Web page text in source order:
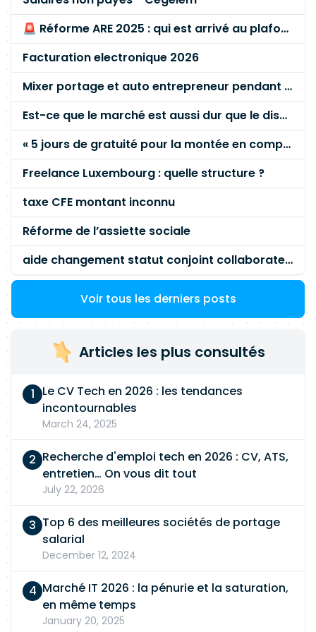
🚨 Réforme ARE 2025 : qui est arrivé au plafond des 60 % en gardant son entreprise ?
Facturation electronique 2026
Mixer portage et auto entrepreneur pendant des années - quel risque ?
Est-ce que le marché est aussi dur que le disent les commerciaux ?
« 5 jours de gratuité pour la montée en compétence »
Freelance Luxembourg : quelle structure ?
taxe CFE montant inconnu
Réforme de l’assiette sociale
aide changement statut conjoint collaborateur
Voir tous les derniers posts
Articles les plus consultés
Le CV Tech en 2026 : les tendances
incontournables
March 24, 2025
Recherche d'emploi tech en 2026 : CV, ATS,
entretien… On vous dit tout
July 22, 2026
Top 6 des meilleures sociétés de portage
salarial
December 12, 2024
Marché IT 2026 : la pénurie et la saturation,
en même temps
January 20, 2025